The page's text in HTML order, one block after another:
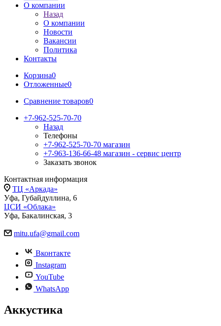
О компании
Назад
О компании
Новости
Вакансии
Политика
Контакты
Корзина0
Отложенные0
Сравнение товаров0
+7-962-525-70-70
Назад
Телефоны
+7-962-525-70-70 магазин
+7-963-136-66-48 магазин - сервис центр
Заказать звонок
Контактная информация
ТЦ «Аркада»
Уфа, Губайдуллина, 6
ЦСИ «Облака»
Уфа, Бакалинская, 3
mitu.ufa@gmail.com
Вконтакте
Instagram
YouTube
WhatsApp
Аккустика